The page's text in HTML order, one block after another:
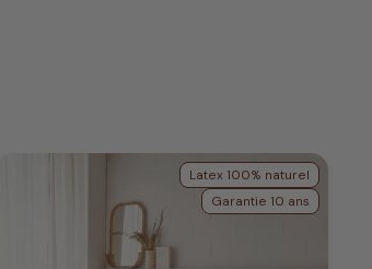
Latex 100% naturel
Garantie 10 ans